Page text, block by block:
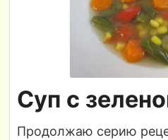
Суп с
Продолжаю серию